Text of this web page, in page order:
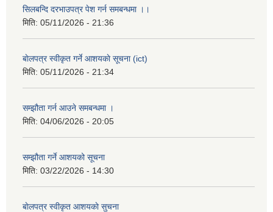
सिलबन्दि दरभाउपत्र पेश गर्न समबन्धमा ।।
मिति: 05/11/2026 - 21:36
बाेलपत्र स्वीकृत गर्ने आशयकाे सूचना (ict)
मिति: 05/11/2026 - 21:34
सम्झौता गर्न आउने समबन्धमा ।
मिति: 04/06/2026 - 20:05
सम्झौता गर्ने आशयको सूचना
मिति: 03/22/2026 - 14:30
बाेलपत्र स्वीकृत आशयकाे सुचना